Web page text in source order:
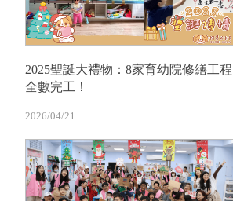
2025聖誕大禮物：8家育幼院修繕工程
全數完工！
2026/04/21